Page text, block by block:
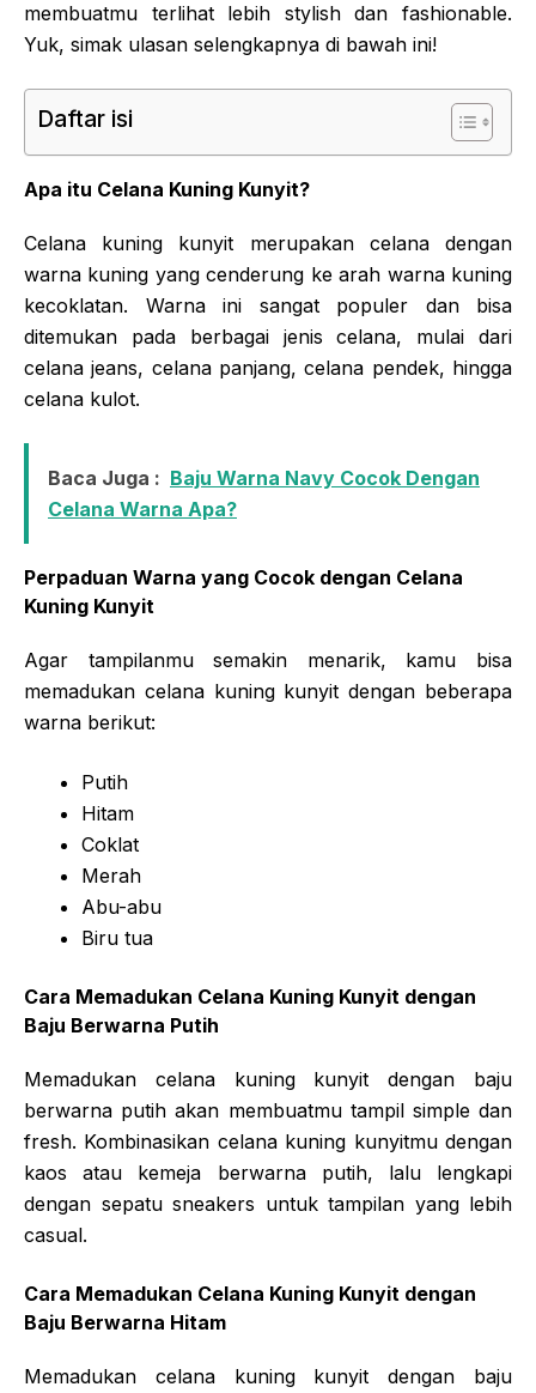
membuatmu terlihat lebih stylish dan fashionable.
Yuk, simak ulasan selengkapnya di bawah ini!
Daftar isi
Apa itu Celana Kuning Kunyit?
Celana kuning kunyit merupakan celana dengan
warna kuning yang cenderung ke arah warna kuning
kecoklatan. Warna ini sangat populer dan bisa
ditemukan pada berbagai jenis celana, mulai dari
celana jeans, celana panjang, celana pendek, hingga
celana kulot.
Baca Juga : Baju Warna Navy Cocok Dengan
Celana Warna Apa?
Perpaduan Warna yang Cocok dengan Celana
Kuning Kunyit
Agar tampilanmu semakin menarik, kamu bisa
memadukan celana kuning kunyit dengan beberapa
warna berikut:
Putih
Hitam
Coklat
Merah
Abu-abu
Biru tua
Cara Memadukan Celana Kuning Kunyit dengan
Baju Berwarna Putih
Memadukan celana kuning kunyit dengan baju
berwarna putih akan membuatmu tampil simple dan
fresh. Kombinasikan celana kuning kunyitmu dengan
kaos atau kemeja berwarna putih, lalu lengkapi
dengan sepatu sneakers untuk tampilan yang lebih
casual.
Cara Memadukan Celana Kuning Kunyit dengan
Baju Berwarna Hitam
Memadukan celana kuning kunyit dengan baju